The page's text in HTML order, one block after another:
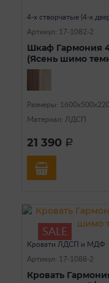
4-х створчатые (4-х
Артикул: 17-1082-2
Шкаф Гармония
(Ясень шимо
Размеры:
Материал: ЛДСП
21 390 a
SALE
Кровати ЛДСП и МДФ
Артикул: 17-1088-2
Кровать